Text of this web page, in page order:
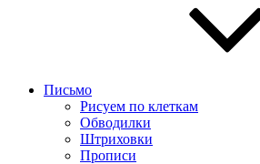
Письмо
Рисуем по клеткам
Обводилки
Штриховки
Прописи